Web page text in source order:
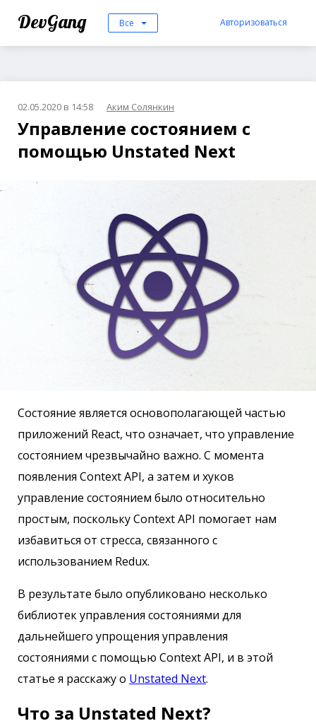
DevGang Все Авторизоваться
02.05.2020 в 14:58 Аким Солянкин
Управление состоянием с
помощью Unstated Next
Состояние является основополагающей частью
приложений React, что означает, что управление
состоянием чрезвычайно важно. С момента
появления Context API, а затем и хуков
управление состоянием было относительно
простым, поскольку Context API помогает нам
избавиться от стресса, связанного с
использованием Redux.
В результате было опубликовано несколько
библиотек управления состояниями для
дальнейшего упрощения управления
состояниями с помощью Context API, и в этой
статье я расскажу о Unstated Next.
Что за Unstated Next?